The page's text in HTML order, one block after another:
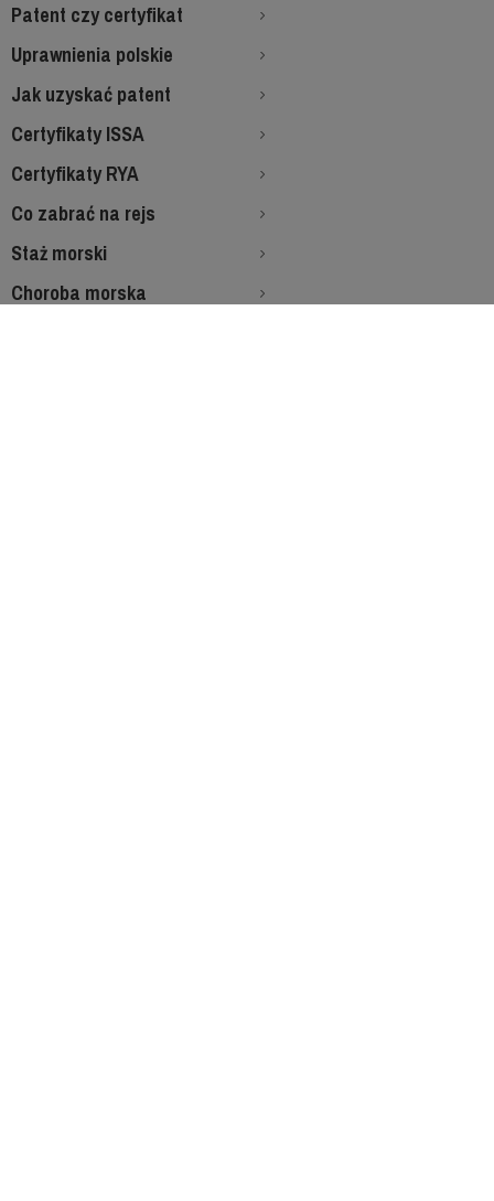
Patent czy certyfikat
Uprawnienia polskie
Jak uzyskać patent
Certyfikaty ISSA
Certyfikaty RYA
Co zabrać na rejs
Staż morski
Choroba morska